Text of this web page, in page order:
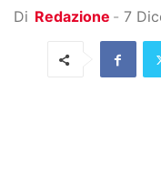
Di Redazione - 7